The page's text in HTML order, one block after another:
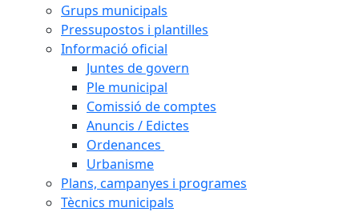
Grups municipals
Pressupostos i plantilles
Informació oficial
Juntes de govern
Ple municipal
Comissió de comptes
Anuncis / Edictes
Ordenances
Urbanisme
Plans, campanyes i programes
Tècnics municipals